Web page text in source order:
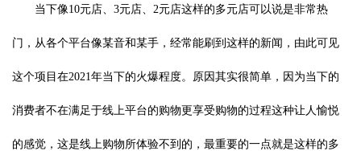
当下像10元店、3元店、2元店这样的多元店可以说是非常热
门，从各个平台像某音和某手，经常能刷到这样的新闻，由此可见
这个项目在2021年当下的火爆程度。原因其实很简单，因为当下的
消费者不在满足于线上平台的购物更享受购物的过程这种让人愉悦
的感觉，这是线上购物所体验不到的，最重要的一点就是这样的多